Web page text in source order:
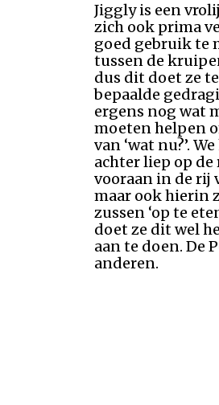
Jiggly is een
zich ook prima
goed gebruik te
tussen de
dus dit doet ze
bepaalde
ergens nog wat
moeten helpen
van ‘wat nu?’.
achter liep op
vooraan in de rij
maar ook hierin
zussen ‘op te
doet ze dit wel
aan te doen. De
anderen.